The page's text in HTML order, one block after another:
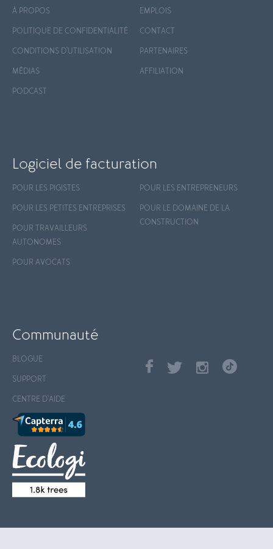
À PROPOS
POLITIQUE DE CONFIDENTIALITÉ
CONDITIONS D'UTILISATION
MÉDIAS
PODCAST
EMPLOIS
CONTACT
PARTENAIRES
AFFILIATION
Logiciel de facturation
POUR LES PIGISTES
POUR LES PETITES ENTREPRISES
POUR TRAVAILLEURS
AUTONOMES
POUR AVOCATS
POUR LES ENTREPRENEURS
POUR LE DOMAINE DE LA
CONSTRUCTION
Communauté
BLOGUE
SUPPORT
CENTRE D'AIDE